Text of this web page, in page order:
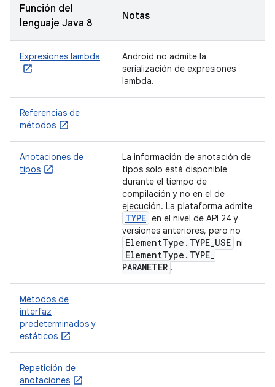
Función del
lenguaje Java 8
Notas
Expresiones lambda
Android no admite la
serialización de expresiones
lambda.
Referencias de
métodos
Anotaciones de
tipos
La información de anotación de
tipos solo está disponible
durante el tiempo de
compilación y no en el de
ejecución. La plataforma admite
TYPE en el nivel de API 24 y
versiones anteriores, pero no
ElementType . TYPE_USE ni
ElementType . TYPE_
PARAMETER .
Métodos de
interfaz
predeterminados y
estáticos
Repetición de
anotaciones